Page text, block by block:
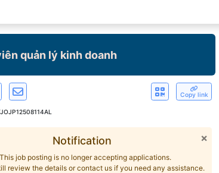
quản lý kinh doanh
Copy link
×
Notification
This job posting is no longer accepting applications.
review the details or contact us if you need any assistance.